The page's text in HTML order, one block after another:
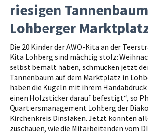
riesigen
Lohberger
Die 20 Kinder der AWO-Kita an der
Kita Lohberg sind mächtig stolz:
selbst bemalt haben, schmücken jetzt
Tannenbaum auf dem Marktplatz in
haben die Kugeln mit ihrem Handabdruck
einen Holzsticker darauf befestigt“, so
Quartiersmanagement Lohberg der
Kirchenkreis Dinslaken. Jetzt konnten
zuschauen, wie die Mitarbeitenden vom